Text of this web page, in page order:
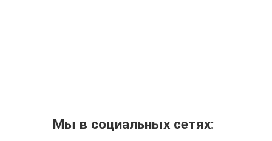
Мы в социальных сетях: